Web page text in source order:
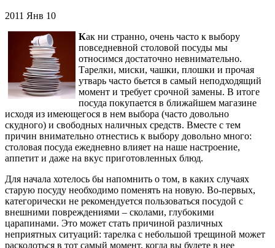
2011 Янв 10
Как ни странно, очень часто к выбору
повседневной столовой посуды мы
относимся достаточно невнимательно.
Тарелки, миски, чашки, плошки и прочая
утварь часто бьется в самый неподходящий
момент и требует срочной замены. В итоге
посуда покупается в ближайшем магазине
исходя из имеющегося в нем выбора (часто довольно
скудного) и свободных наличных средств. Вместе с тем
причин внимательно отнестись к выбору довольно много:
столовая посуда ежедневно влияет на наше настроение,
аппетит и даже на вкус приготовленных блюд.
Для начала хотелось бы напомнить о том, в каких случаях
старую посуду необходимо поменять на новую. Во-первых,
категорически не рекомендуется пользоваться посудой с
внешними повреждениями – сколами, глубокими
царапинами. Это может стать причиной различных
неприятных ситуаций: тарелка с небольшой трещиной может
расколоться в тот самый момент, когда вы будете в нее